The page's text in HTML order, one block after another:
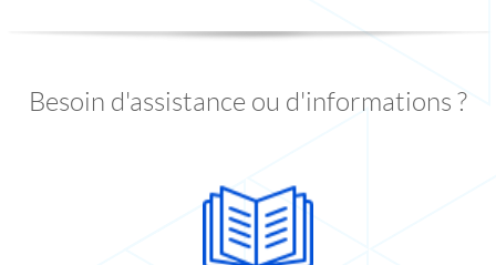
Besoin d'assistance ou d'informations ?